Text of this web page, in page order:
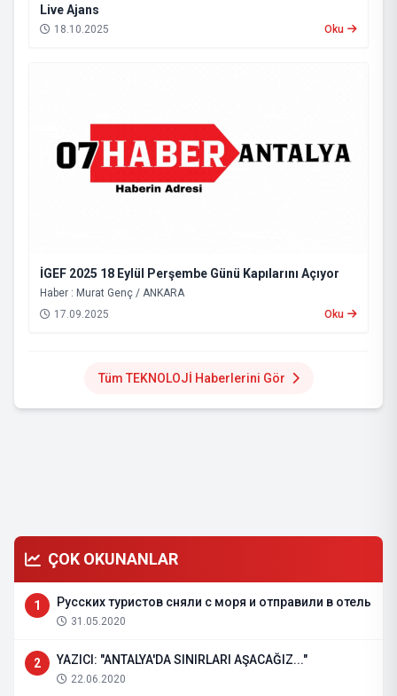
Live Ajans
18.10.2025 Oku
İGEF 2025 18 Eylül Perşembe Günü Kapılarını Açıyor
Haber : Murat Genç / ANKARA
17.09.2025
Oku
Tüm TEKNOLOJİ Haberlerini Gör
ÇOK OKUNANLAR
1 Русских туристов сняли с моря и отправили в отель
31.05.2020
2 YAZICI: "ANTALYA'DA SINIRLARI AŞACAĞIZ..."
22.06.2020